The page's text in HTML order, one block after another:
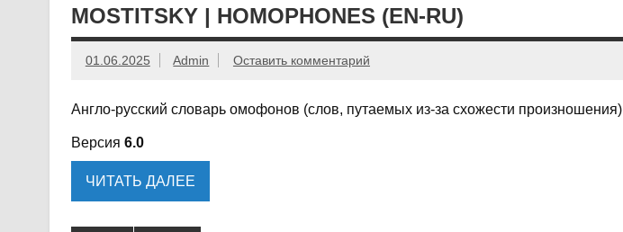
MOSTITSKY | HOMOPHONES (EN-RU)
01.06.2025 Admin Оставить комментарий
Англо-русский словарь омофонов (слов, путаемых из-за схожести произношения)
Версия 6.0
ЧИТАТЬ ДАЛЕЕ